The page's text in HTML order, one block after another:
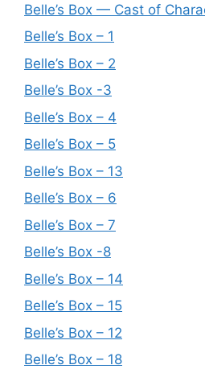
Belle’s Box — Cast of
Belle’s Box – 1
Belle’s Box – 2
Belle’s Box -3
Belle’s Box – 4
Belle’s Box – 5
Belle’s Box – 13
Belle’s Box – 6
Belle’s Box – 7
Belle’s Box -8
Belle’s Box – 14
Belle’s Box – 15
Belle’s Box – 12
Belle’s Box – 18